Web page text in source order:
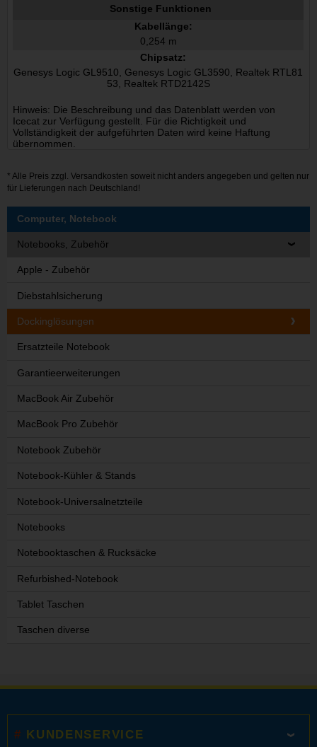
Sonstige Funktionen
Kabellänge:
0,254 m
Chipsatz:
Genesys Logic GL9510, Genesys Logic GL3590, Realtek RTL81
53, Realtek RTD2142S
Hinweis: Die Beschreibung und das Datenblatt werden von
Icecat zur Verfügung gestellt. Für die Richtigkeit und
Vollständigkeit der aufgeführten Daten wird keine Haftung
übernommen.
* Alle Preis zzgl. Versandkosten soweit nicht anders angegeben und gelten nur
für Lieferungen nach Deutschland!
Computer, Notebook
Notebooks, Zubehör
Apple - Zubehör
Diebstahlsicherung
Dockinglösungen
Ersatzteile Notebook
Garantieerweiterungen
MacBook Air Zubehör
MacBook Pro Zubehör
Notebook Zubehör
Notebook-Kühler & Stands
Notebook-Universalnetzteile
Notebooks
Notebooktaschen & Rucksäcke
Refurbished-Notebook
Tablet Taschen
Taschen diverse
KUNDENSERVICE